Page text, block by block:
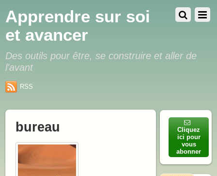
Apprendre sur soi
et avancer
Des outils pour être, se construire et aller de
l'avant
RSS
bureau
Cliquez
ici pour
vous
abonner